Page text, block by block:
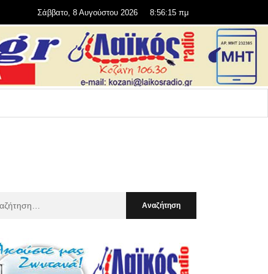
Σάββατο, 8 Αυγούστου 2026 8:56:17 πμ